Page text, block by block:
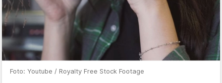
Foto: Youtube / Royalty Free Stock Footage